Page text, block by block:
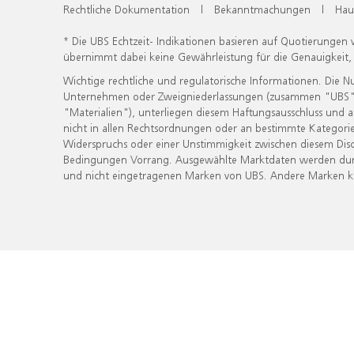
Rechtliche Dokumentation | Bekanntmachungen |
* Die UBS Echtzeit- Indikationen basieren auf
übernimmt dabei keine Gewährleistung für die
Wichtige rechtliche und regulatorische Informationen. Die
Unternehmen oder Zweigniederlassungen (zusammen
"Materialien"), unterliegen diesem Haftungsausschluss
nicht in allen Rechtsordnungen oder an bestimmte
Widerspruchs oder einer Unstimmigkeit zwischen diesem
Bedingungen Vorrang. Ausgewählte Marktdaten werden
und nicht eingetragenen Marken von UBS. Andere Marken